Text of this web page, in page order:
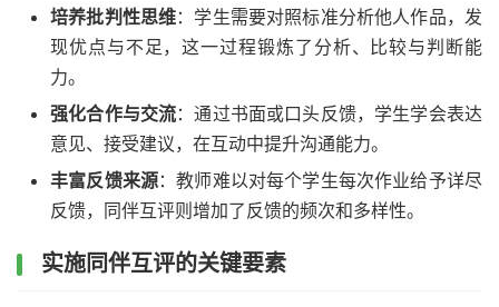
培养批判性思维：学生需要对照标准分析他人作品，发
现优点与不足，这一过程锻炼了分析、比较与判断能
力。
强化合作与交流：通过书面或口头反馈，学生学会表达
意见、接受建议，在互动中提升沟通能力。
丰富反馈来源：教师难以对每个学生每次作业给予详尽
反馈，同伴互评则增加了反馈的频次和多样性。
实施同伴互评的关键要素